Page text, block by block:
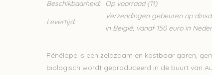
Beschikbaarheid: Op voorraad(11)
Levertijd:
Verzendingen gebeuren op
in België, vanaf 150 euro in
Pénélope is een zeldzaam en kostbaar garen,
biologisch wordt geproduceerd in de buurt van